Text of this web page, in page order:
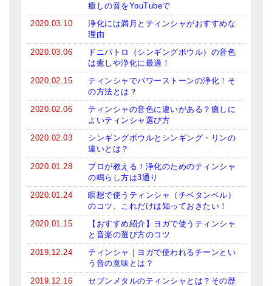
メールお便り登録
LINEお友だち登録
お客様の声
ブログ
癒しの音をYouTubeで
2020.03.10
浄化には満月とティンシャがおすすめな
理由
2020.03.06
ドニパトロ（シンギングボウル）の音色
は癒しや浄化に最適！
2020.02.15
ティンシャでパワーストーンの浄化！そ
の方法とは？
2020.02.06
ティンシャの音色に違いがある？癒しに
よいティンシャ選び方
2020.02.03
シンギングボウルとシンギング・リンの
違いとは？
2020.01.28
プロが教える！浄化のためのティンシャ
の鳴らし方は3通り
2020.01.24
瞑想で使うティンシャ（チベタンベル）
のコツ、これだけは知っておきたい！
2020.01.15
【おすすめ紹介】ヨガで使うティンシャ
と音楽の選び方のコツ
2019.12.24
ティンシャ｜ヨガで使われるチーンとい
う音の意味とは？
2019.12.16
セブンメタルのティンシャとは？その歴